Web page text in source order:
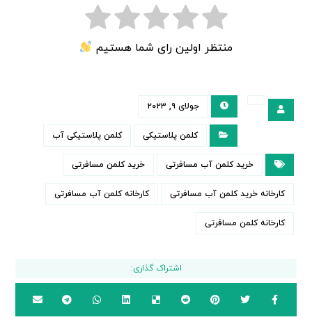
منتظر اولین رای شما هستیم
جولای ۹, ۲۰۲۳
کلمن پلاستیکی کلمن پلاستیکی آب
خرید کلمن آب مسافرتی خرید کلمن مسافرتی
کارخانه خرید کلمن آب مسافرتی کارخانه کلمن آب مسافرتی
کارخانه کلمن مسافرتی